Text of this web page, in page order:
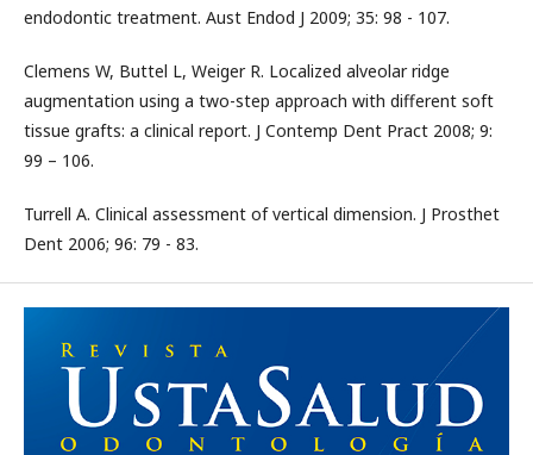
endodontic treatment. Aust Endod J 2009; 35: 98 - 107.
Clemens W, Buttel L, Weiger R. Localized alveolar ridge
augmentation using a two-step approach with different soft
tissue grafts: a clinical report. J Contemp Dent Pract 2008; 9:
99 – 106.
Turrell A. Clinical assessment of vertical dimension. J Prosthet
Dent 2006; 96: 79 - 83.